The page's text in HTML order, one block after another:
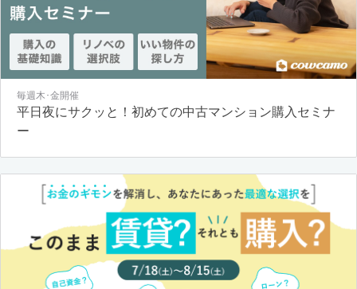
毎週木･金開催
平日夜にサクッと！初めての中古マンション購入セミナ
ー